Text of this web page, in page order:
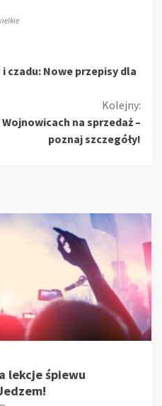
czadu: Nowe przepisy dla
Kolejny:
na sprzedaż –
poznaj szczegóły!
lekcje śpiewu